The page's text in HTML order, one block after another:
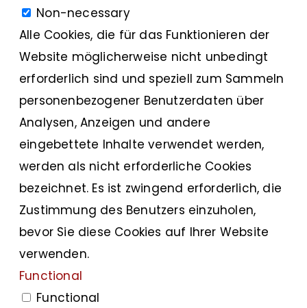
Non-necessary
Alle Cookies, die für das Funktionieren der
Website möglicherweise nicht unbedingt
erforderlich sind und speziell zum Sammeln
personenbezogener Benutzerdaten über
Analysen, Anzeigen und andere
eingebettete Inhalte verwendet werden,
werden als nicht erforderliche Cookies
bezeichnet. Es ist zwingend erforderlich, die
Zustimmung des Benutzers einzuholen,
bevor Sie diese Cookies auf Ihrer Website
verwenden.
Functional
Functional